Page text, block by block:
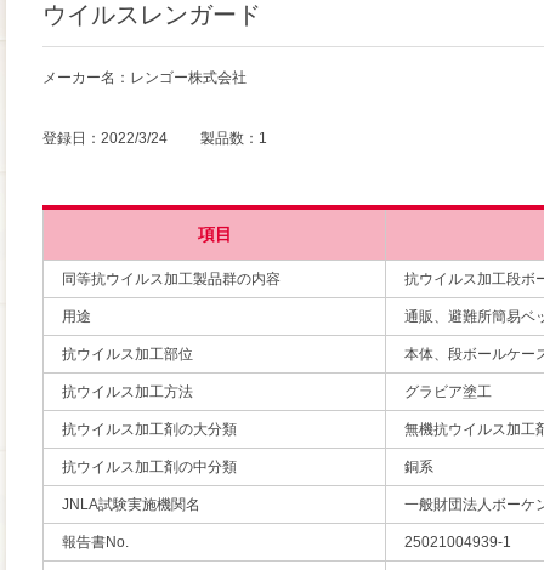
ウイルスレンガード
メーカー名：レンゴー株式会社
登録日：2022/3/24 製品数：1
項目
同等抗ウイルス加工製品群の内容 抗ウイルス加工段ボ
用途 通販、避難所簡易ベ
抗ウイルス加工部位 本体、段ボールケー
抗ウイルス加工方法 グラビア塗工
抗ウイルス加工剤の大分類 無機抗ウイルス加工
抗ウイルス加工剤の中分類 銅系
JNLA試験実施機関名 一般財団法人ボーケ
報告書No. 25021004939-1